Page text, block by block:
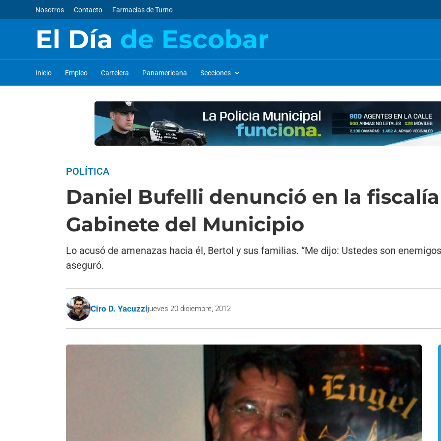
Nosotros Contacto Farmacias de Turno
El Día de Escobar
Inicio Empleo Cartelera Panamericana Secciones
POLÍTICA
Daniel Bufelli denunció en la
Gabinete del Municipio
Lo acusó de amenazas hacia él, Bertol y sus familias. “Me dijo: Ustedes son
aseguró.
Ciro D. Yacuzzijueves 20 diciembre, 2012